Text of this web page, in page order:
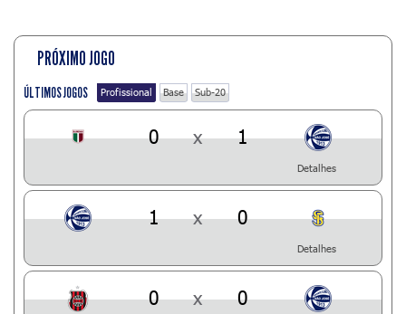
PRÓXIMO JOGO
ÚLTIMOS JOGOS Profissional Base Sub-20
0 x 1
Detalhes
1 x 0
Detalhes
0 x 0